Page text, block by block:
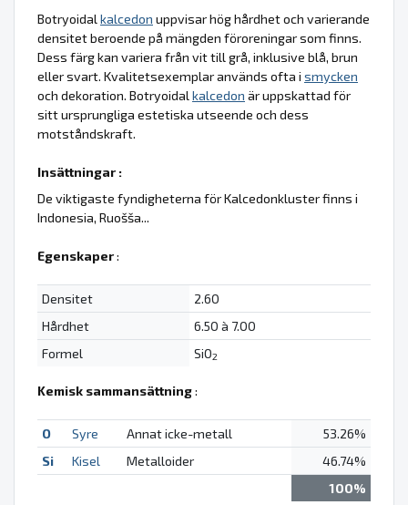
Botryoidal kalcedon uppvisar hög hårdhet och varierande
densitet beroende på mängden föroreningar som finns.
Dess färg kan variera från vit till grå, inklusive blå, brun
eller svart. Kvalitetsexemplar används ofta i smycken
och dekoration. Botryoidal kalcedon är uppskattad för
sitt ursprungliga estetiska utseende och dess
motståndskraft.
Insättningar :
De viktigaste fyndigheterna för Kalcedonkluster finns i
Indonesia, Ruošša...
Egenskaper:
Densitet
2.60
Hårdhet
6.50 à 7.00
Formel
SiO2
Kemisk sammansättning:
O Syre Annat icke-metall
53.26%
Si
Kisel Metalloider
46.74%
100%